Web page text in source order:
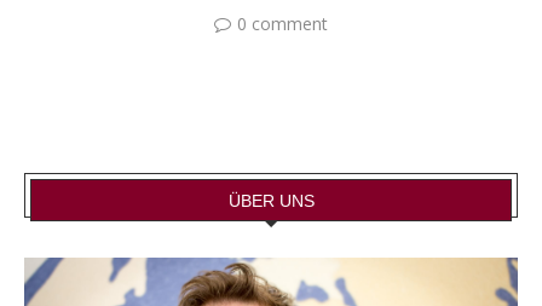
0 comment
ÜBER UNS